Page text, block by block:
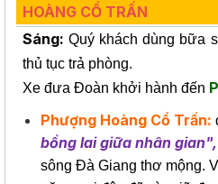
HOÀNG CỔ TRẤN
Sáng: Quý khách dùng bữa
thủ tục trả phòng.
Xe đưa Đoàn khởi hành đến
Phượng Hoàng Cổ Trấn:
bồng lai giữa nhân gian",
sông Đà Giang thơ mộng.